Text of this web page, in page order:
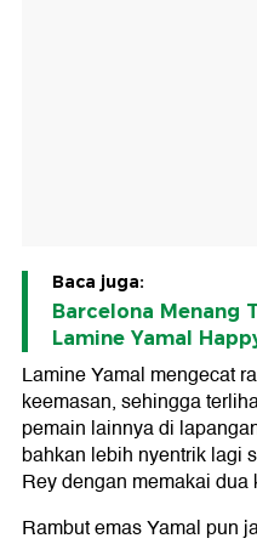
Baca juga:
Barcelona Menang
Lamine Yamal
Lamine Yamal mengecat
keemasan, sehingga
pemain lainnya di
bahkan lebih nyentrik lagi
Rey dengan memakai dua
Rambut emas Yamal pun